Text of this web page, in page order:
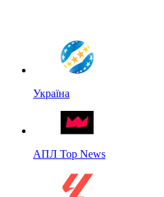
Україна
АПЛ Top News